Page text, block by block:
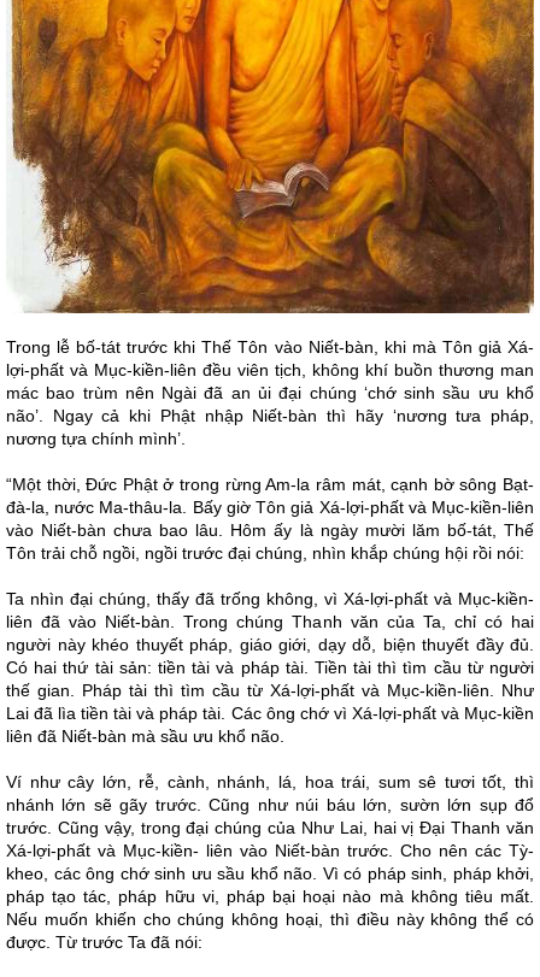
Trong lễ bố-tát trước khi Thế Tôn vào Niết-bàn, khi mà Tôn giả Xá-
lợi-phất và Mục-kiền-liên đều viên tịch, không khí buồn thương man
mác bao trùm nên Ngài đã an ủi đại chúng ‘chớ sinh sầu ưu khổ
não’. Ngay cả khi Phật nhập Niết-bàn thì hãy ‘nương tưa pháp,
nương tựa chính mình’.
“Một thời, Đức Phật ở trong rừng Am-la râm mát, cạnh bờ sông Bạt-
đà-la, nước Ma-thâu-la. Bấy giờ Tôn giả Xá-lợi-phất và Mục-kiền-liên
vào Niết-bàn chưa bao lâu. Hôm ấy là ngày mười lăm bố-tát, Thế
Tôn trải chỗ ngồi, ngồi trước đại chúng, nhìn khắp chúng hội rồi nói:
Ta nhìn đại chúng, thấy đã trống không, vì Xá-lợi-phất và Mục-kiền-
liên đã vào Niết-bàn. Trong chúng Thanh văn của Ta, chỉ có hai
người này khéo thuyết pháp, giáo giới, dạy dỗ, biện thuyết đầy đủ.
Có hai thứ tài sản: tiền tài và pháp tài. Tiền tài thì tìm cầu từ người
thế gian. Pháp tài thì tìm cầu từ Xá-lợi-phất và Mục-kiền-liên. Như
Lai đã lìa tiền tài và pháp tài. Các ông chớ vì Xá-lợi-phất và Mục-kiền
liên đã Niết-bàn mà sầu ưu khổ não.
Ví như cây lớn, rễ, cành, nhánh, lá, hoa trái, sum sê tươi tốt, thì
nhánh lớn sẽ gãy trước. Cũng như núi báu lớn, sườn lớn sụp đổ
trước. Cũng vậy, trong đại chúng của Như Lai, hai vị Đại Thanh văn
Xá-lợi-phất và Mục-kiền- liên vào Niết-bàn trước. Cho nên các Tỳ-
kheo, các ông chớ sinh ưu sầu khổ não. Vì có pháp sinh, pháp khởi,
pháp tạo tác, pháp hữu vi, pháp bại hoại nào mà không tiêu mất.
Nếu muốn khiến cho chúng không hoại, thì điều này không thể có
được. Từ trước Ta đã nói: